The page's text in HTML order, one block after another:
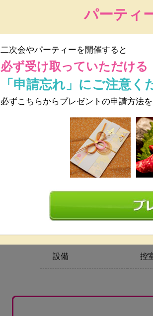
立
着
設備 控
パーティ
二次会やパーティーを開催すると
必ず受け取っていただける
「申請忘れ」にご注意く
必ずこちらからプレゼントの申請方法を